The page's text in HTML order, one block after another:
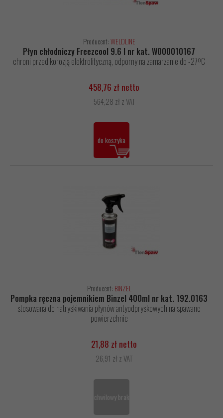
Producent:WELDLINE
Płyn chłodniczy Freezcool 9.6 l nr kat. W000010167
chroni przed korozją elektrolityczną, odporny na zamarzanie do -27ºC
458,76 zł netto
564,28 zł z VAT
do koszyka
Producent: BINZEL
Pompka ręczna pojemnikiem Binzel 400ml nr kat. 192.0163
stosowana do natryskiwania płynów antyodpryskowych na spawane
powierzchnie
21,88 zł netto
26,91 zł z VAT
chwilowy brak